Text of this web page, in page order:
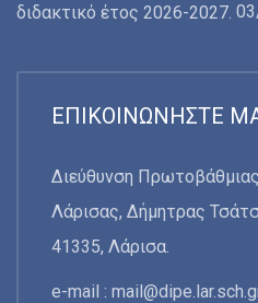
διδακτικό έτος 2026-2027.
ΕΠΙΚΟΙΝΩΝΉΣΤΕ
Διεύθυνση
Λάρισας, Δήμητρας
41335, Λάρισα.
e-mail :